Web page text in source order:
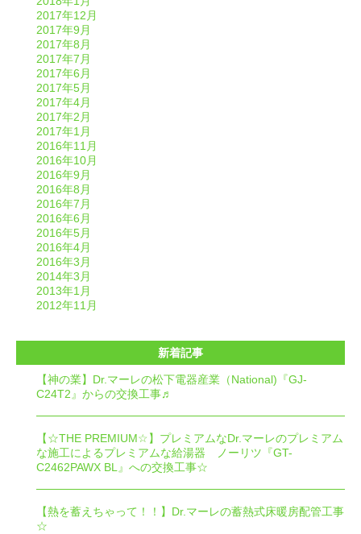
2017年12月
2017年9月
2017年8月
2017年7月
2017年6月
2017年5月
2017年4月
2017年2月
2017年1月
2016年11月
2016年10月
2016年9月
2016年8月
2016年7月
2016年6月
2016年5月
2016年4月
2016年3月
2014年3月
2013年1月
2012年11月
新着記事
【神の業】Dr.マーレの松下電器産業（National)『GJ-
C24T2』からの交換工事♬
【☆THE PREMIUM☆】プレミアムなDr.マーレのプレミアム
な施工によるプレミアムな給湯器 ノーリツ『GT-
C2462PAWX BL』への交換工事☆
【熱を蓄えちゃって！！】Dr.マーレの蓄熱式床暖房配管工事
☆